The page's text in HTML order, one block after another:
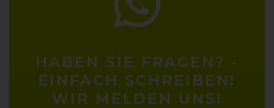
HABEN SIE FRAGEN? -
EINFACH SCHREIBEN!
WIR MELDEN UNS!